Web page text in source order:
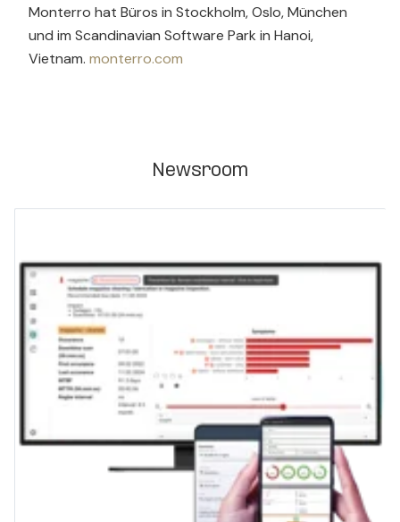
Monterro hat Büros in Stockholm, Oslo, München
und im Scandinavian Software Park in Hanoi,
Vietnam. monterro.com
Newsroom